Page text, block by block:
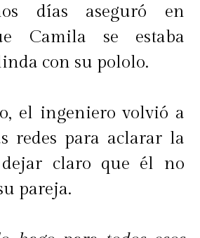
días aseguró en
Camila se estaba
con su pololo.
el ingeniero volvió a
redes para aclarar la
claro que él no
pareja.